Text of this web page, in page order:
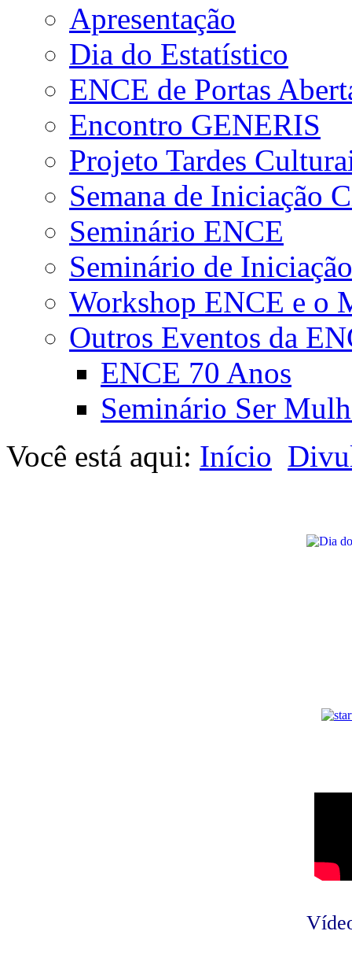
Apresentação
Dia do Estatístico
ENCE de Portas
Encontro GENERIS
Projeto Tardes
Semana de Iniciação
Seminário ENCE
Seminário de
Workshop ENCE e o
Outros Eventos da
ENCE 70 Anos
Seminário Ser
Você está aqui: Início